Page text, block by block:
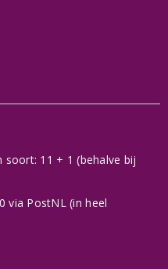
11 + 1 (behalve bij
via PostNL (in heel